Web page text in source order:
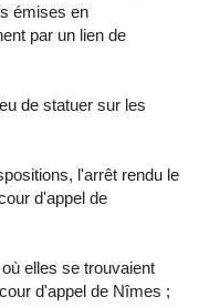
émises en
par un lien de
de statuer sur les
l'arrêt rendu le
d'appel de
elles se trouvaient
d'appel de Nîmes ;